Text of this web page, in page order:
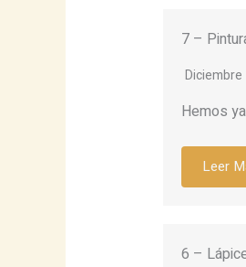
7 –
Diciembre
Hemos
Leer
6 –